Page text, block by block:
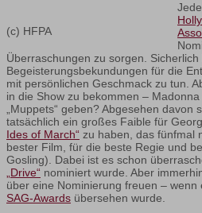
(c) HFPA
Überraschungen zu sorgen.
Begeisterungsbekundungen für die
mit persönlichen Geschmack zu tun.
in die Show zu bekommen –
„Muppets“ geben? Abgesehen davon
tatsächlich ein großes Faible für
Ides of March“ zu haben, das fünfmal
bester Film, für die beste Regie und
Gosling). Dabei ist es schon
„Drive“ nominiert wurde. Aber
über eine Nominierung freuen –
SAG-Awards übersehen wurde.